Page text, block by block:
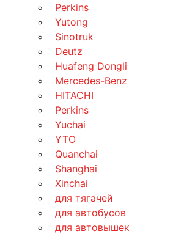
Perkins
Yutong
Sinotruk
Deutz
Huafeng Dongli
Mercedes-Benz
HITACHI
Perkins
Yuchai
YTO
Quanchai
Shanghai
Xinchai
для тягачей
для автобусов
для автовышек